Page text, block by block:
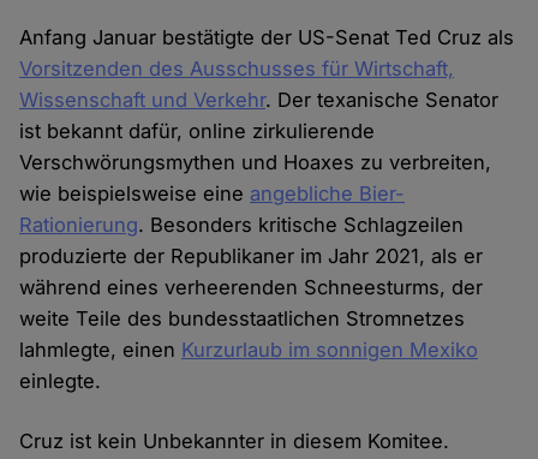
Anfang Januar bestätigte der US-Senat Ted Cruz als
Vorsitzenden des Ausschusses für Wirtschaft,
Wissenschaft und Verkehr. Der texanische Senator
ist bekannt dafür, online zirkulierende
Verschwörungsmythen und Hoaxes zu verbreiten,
wie beispielsweise eine angebliche Bier-
Rationierung. Besonders kritische Schlagzeilen
produzierte der Republikaner im Jahr 2021, als er
während eines verheerenden Schneesturms, der
weite Teile des bundesstaatlichen Stromnetzes
lahmlegte, einen Kurzurlaub im sonnigen Mexiko
einlegte.
Cruz ist kein Unbekannter in diesem Komitee.